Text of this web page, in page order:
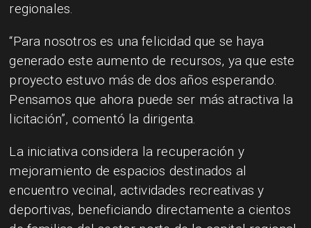
regionales.
“Para nosotros es una felicidad que se haya
generado este aumento de recursos, ya que este
proyecto estuvo más de dos años esperando.
Pensamos que ahora puede ser más atractiva la
licitación”, comentó la dirigenta.
La iniciativa considera la recuperación y
mejoramiento de espacios destinados al
encuentro vecinal, actividades recreativas y
deportivas, beneficiando directamente a cientos